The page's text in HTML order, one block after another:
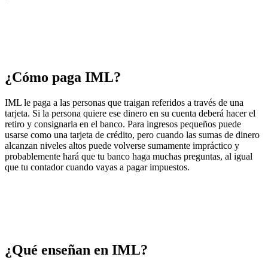
¿Cómo paga IML?
IML le paga a las personas que traigan referidos a través de una
tarjeta. Si la persona quiere ese dinero en su cuenta deberá hacer el
retiro y consignarla en el banco. Para ingresos pequeños puede
usarse como una tarjeta de crédito, pero cuando las sumas de dinero
alcanzan niveles altos puede volverse sumamente impráctico y
probablemente hará que tu banco haga muchas preguntas, al igual
que tu contador cuando vayas a pagar impuestos.
¿Qué enseñan en IML?